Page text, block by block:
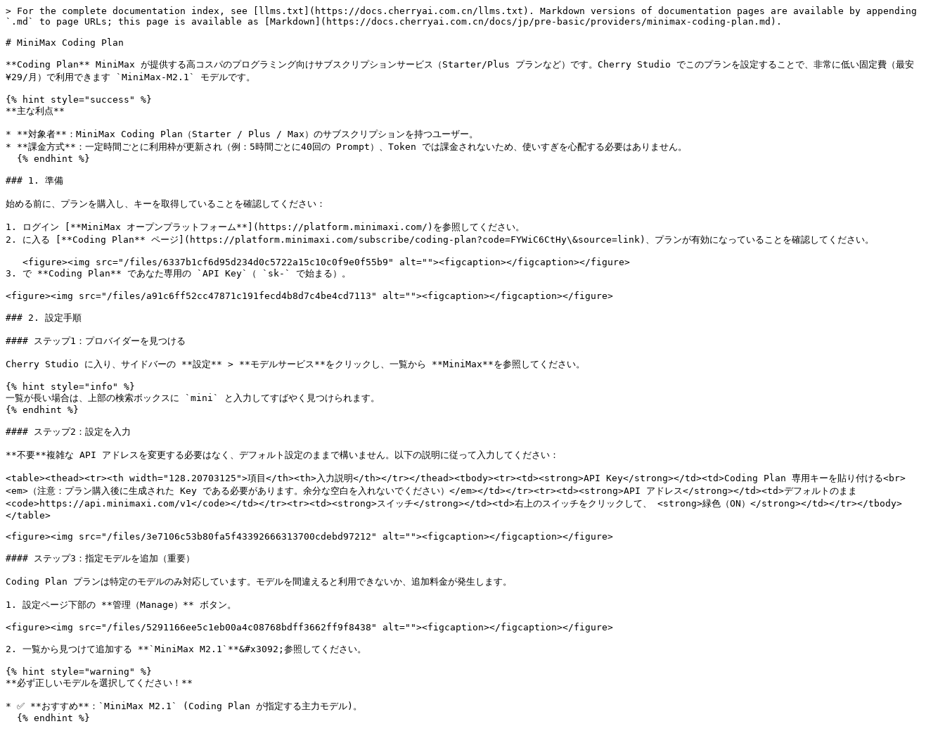
> For the complete documentation index, see [llms.txt](https://docs.cherryai.com.cn/llms.txt). Markdown versions of documentation pages are available by appending
`.md` to page URLs; this page is available as [Markdown](https://docs.cherryai.com.cn/docs/jp/pre-basic/providers/minimax-coding-plan.md).
# MiniMax Coding Plan
**Coding Plan** MiniMax が提供する高コスパのプログラミング向けサブスクリプションサービス（Starter/Plus プランなど）です。Cherry Studio でこのプランを設定することで、非常に低い固定費（最安
¥29/月）で利用できます `MiniMax-M2.1` モデルです。
{% hint style="success" %}
**主な利点**
* **対象者**：MiniMax Coding Plan（Starter / Plus / Max）のサブスクリプションを持つユーザー。
* **課金方式**：一定時間ごとに利用枠が更新され（例：5時間ごとに40回の Prompt）、Token では課金されないため、使いすぎを心配する必要はありません。
### 1. 準備
始める前に、プランを購入し、キーを取得していることを確認してください：
1. ログイン [**MiniMax オープンプラットフォーム**](https://platform.minimaxi.com/)を参照してください。
2. に入る [**Coding Plan** ページ](https://platform.minimaxi.com/subscribe/coding-plan?code=FYWiC6CtHy\&source=link)、プランが有効になっていることを確認してください。
3. で **Coding Plan** であなた専用の `API Key`（ `sk-` で始まる）。
<figure><img src="/files/a91c6ff52cc47871c191fecd4b8d7c4be4cd7113" alt=""><figcaption></figcaption></figure>
### 2. 設定手順
#### ステップ1：プロバイダーを見つける
Cherry Studio に入り、サイドバーの **設定** > **モデルサービス**をクリックし、一覧から **MiniMax**を参照してください。
{% hint style="info" %}
一覧が長い場合は、上部の検索ボックスに `mini` と入力してすばやく見つけられます。
{% endhint %}
#### ステップ2：設定を入力
**不要**複雑な API アドレスを変更する必要はなく、デフォルト設定のままで構いません。以下の説明に従って入力してください：
<table><thead><tr><th width="128.20703125">項目</th><th>入力説明</th></tr></thead><tbody><tr><td><strong>API Key</strong></td><td>Coding Plan 専用キーを貼り付ける<br>
<em>（注意：プラン購入後に生成された Key である必要があります。余分な空白を入れないでください）</em></td></tr><tr><td><strong>API アドレス</strong></td><td>デフォルトのまま
<code>https://api.minimaxi.com/v1</code></td></tr><tr><td><strong>スイッチ</strong></td><td>右上のスイッチをクリックして、 <strong>緑色（ON）</strong></td></tr></tbody>
</table>
<figure><img src="/files/3e7106c53b80fa5f43392666313700cdebd97212" alt=""><figcaption></figcaption></figure>
#### ステップ3：指定モデルを追加（重要）
Coding Plan プランは特定のモデルのみ対応しています。モデルを間違えると利用できないか、追加料金が発生します。
1. 設定ページ下部の **管理（Manage）** ボタン。
<figure><img src="/files/5291166ee5c1eb00a4c08768bdff3662ff9f8438" alt=""><figcaption></figcaption></figure>
2. 一覧から見つけて追加する **`MiniMax M2.1`**&#x3092;参照してください。
{% hint style="warning" %}
**必ず正しいモデルを選択してください！**
* ✅ **おすすめ**：`MiniMax M2.1` (Coding Plan が指定する主力モデル)。